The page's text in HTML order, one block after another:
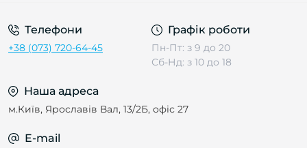
Телефони
+38 (073) 720-64-45
Графік роботи
Пн-Пт: з 9 до 20
Сб-Нд: з 10 до 18
Наша адреса
м.Київ, Ярославів Вал, 13/2Б, офіс 27
E-mail